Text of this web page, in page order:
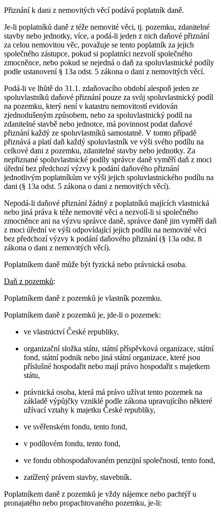
Přiznání k dani z nemovitých věcí podává poplatník daně.
Je-li poplatníků daně z téže nemovité věci, tj. pozemku, zdanitelné
stavby nebo jednotky, více, a podá-li jeden z nich daňové přiznání
za celou nemovitou věc, považuje se tento poplatník za jejich
společného zástupce, pokud si poplatníci nezvolí společného
zmocněnce, nebo pokud se nejedná o daň za spoluvlastnické podíly
podle ustanovení § 13a odst. 5 zákona o dani z nemovitých věcí.
Podá-li ve lhůtě do 31.1. zdaňovacího období alespoň jeden ze
spoluvlastníků daňové přiznání pouze za svůj spoluvlastnický podíl
na pozemku, který není v katastru nemovitostí evidován
zjednodušeným způsobem, nebo za spoluvlastnický podíl na
zdanitelné stavbě nebo jednotce, má povinnost podat daňové
přiznání každý ze spoluvlastníků samostatně. V tomto případě
přiznává a platí daň každý spoluvlastník ve výši svého podílu na
celkové dani z pozemku, zdanitelné stavby nebo jednotky. Za
nepřiznané spoluvlastnické podíly správce daně vyměří daň z moci
úřední bez předchozí výzvy k podání daňového přiznání
jednotlivým poplatníkům ve výši jejich spoluvlastnického podílu na
dani (§ 13a odst. 5 zákona o dani z nemovitých věcí).
Nepodá-li daňové přiznání žádný z poplatníků majících vlastnická
nebo jiná práva k téže nemovité věci a nezvolí-li si společného
zmocněnce ani na výzvu správce daně, správce daně jim vyměří daň
z moci úřední ve výši odpovídající jejich podílu na nemovité věci
bez předchozí výzvy k podání daňového přiznání (§ 13a odst. 8
zákona o dani z nemovitých věcí).
Poplatníkem daně může být fyzická nebo právnická osoba.
Daň z pozemků:
Poplatníkem daně z pozemků je vlastník pozemku.
Poplatníkem daně z pozemků je, jde-li o pozemek:
ve vlastnictví České republiky,
organizační složka státu, státní příspěvková organizace, státní
fond, státní podnik nebo jiná státní organizace, které jsou
příslušné hospodařit nebo mají právo hospodařit s majetkem
státu,
právnická osoba, která má právo užívat tento pozemek na
základě výpůjčky vzniklé podle zákona upravujícího některé
užívací vztahy k majetku České republiky,
ve svěřenském fondu, tento fond,
v podílovém fondu, tento fond,
ve fondu obhospodařovaném penzijní společností, tento fond,
zatížený právem stavby, stavebník.
Poplatníkem daně z pozemků je vždy nájemce nebo pachtýř u
pronajatého nebo propachtovaného pozemku, je-li: